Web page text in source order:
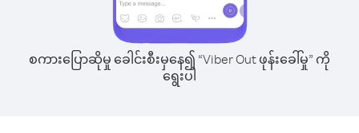
စကားပြောဆိုမှု ခေါင်းစီးမှနေ၍ “Viber Out ဖုန်းခေါ်မှု” ကို
ရွေးပါ